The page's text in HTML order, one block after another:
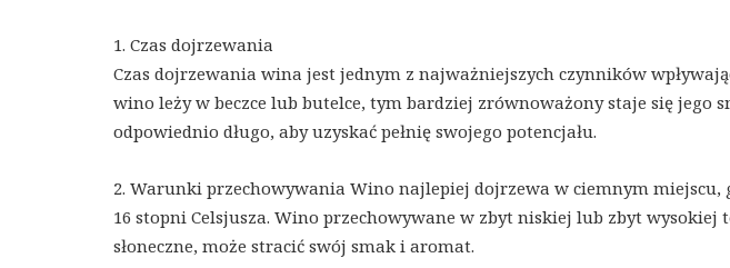
1. Czas dojrzewania
Czas dojrzewania wina jest jednym z najważniejszych czynników
wino leży w beczce lub butelce, tym bardziej zrównoważony staje się jego
odpowiednio długo, aby uzyskać pełnię swojego potencjału.
2. Warunki przechowywania Wino najlepiej dojrzewa w ciemnym miejscu,
16 stopni Celsjusza. Wino przechowywane w zbyt niskiej lub zbyt wysokiej
słoneczne, może stracić swój smak i aromat.